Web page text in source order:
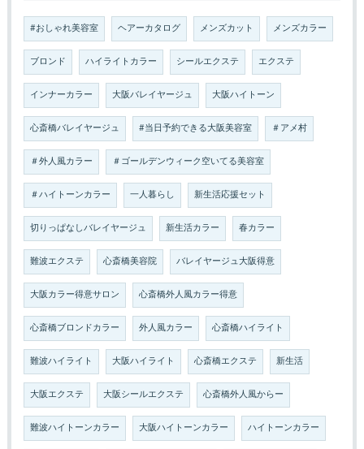
#おしゃれ美容室 ヘアーカタログ メンズカット メンズカラー
ブロンド ハイライトカラー シールエクステ エクステ
インナーカラー 大阪バレイヤージュ 大阪ハイトーン
心斎橋バレイヤージュ #当日予約できる大阪美容室 ＃アメ村
＃外人風カラー ＃ゴールデンウィーク空いてる美容室
＃ハイトーンカラー 一人暮らし 新生活応援セット
切りっぱなしバレイヤージュ 新生活カラー 春カラー
難波エクステ 心斎橋美容院 バレイヤージュ大阪得意
大阪カラー得意サロン 心斎橋外人風カラー得意
心斎橋ブロンドカラー 外人風カラー 心斎橋ハイライト
難波ハイライト 大阪ハイライト 心斎橋エクステ 新生活
大阪エクステ 大阪シールエクステ 心斎橋外人風からー
難波ハイトーンカラー 大阪ハイトーンカラー ハイトーンカラー